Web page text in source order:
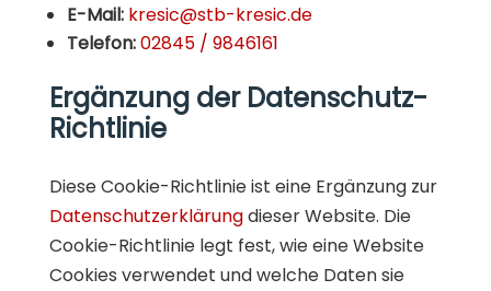
E-Mail: kresic@stb-kresic.de
Telefon:02845 / 9846161
Ergänzung der Datenschutz-
Richtlinie
Diese Cookie-Richtlinie ist eine Ergänzung zur
Datenschutzerklärungdieser Website. Die
Cookie-Richtlinie legt fest, wie eine Website
Cookies verwendet und welche Daten sie